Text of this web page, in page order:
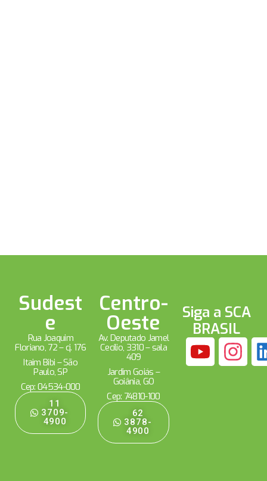
Sudest
e
Rua Joaquim
Floriano, 72 – cj. 176
Itaim Bibi – São
Paulo, SP
Cep: 04534-000
11
3709-
4900
Centro-
Oeste
Av. Deputado Jamel
Cecílio, 3310 – sala
409
Jardim Goiás –
Goiânia, GO
Cep: 74810-100
62
3878-
4900
Siga a SCA
BRASIL